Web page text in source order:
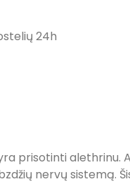
24h
prisotinti
nervų sistemą.